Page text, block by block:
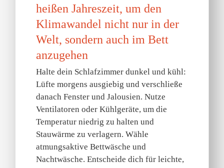
heißen Jahreszeit, um den
Klimawandel nicht nur in der
Welt, sondern auch im Bett
anzugehen
Halte dein Schlafzimmer dunkel und kühl:
Lüfte morgens ausgiebig und verschließe
danach Fenster und Jalousien. Nutze
Ventilatoren oder Kühlgeräte, um die
Temperatur niedrig zu halten und
Stauwärme zu verlagern. Wähle
atmungsaktive Bettwäsche und
Nachtwäsche. Entscheide dich für leichte,